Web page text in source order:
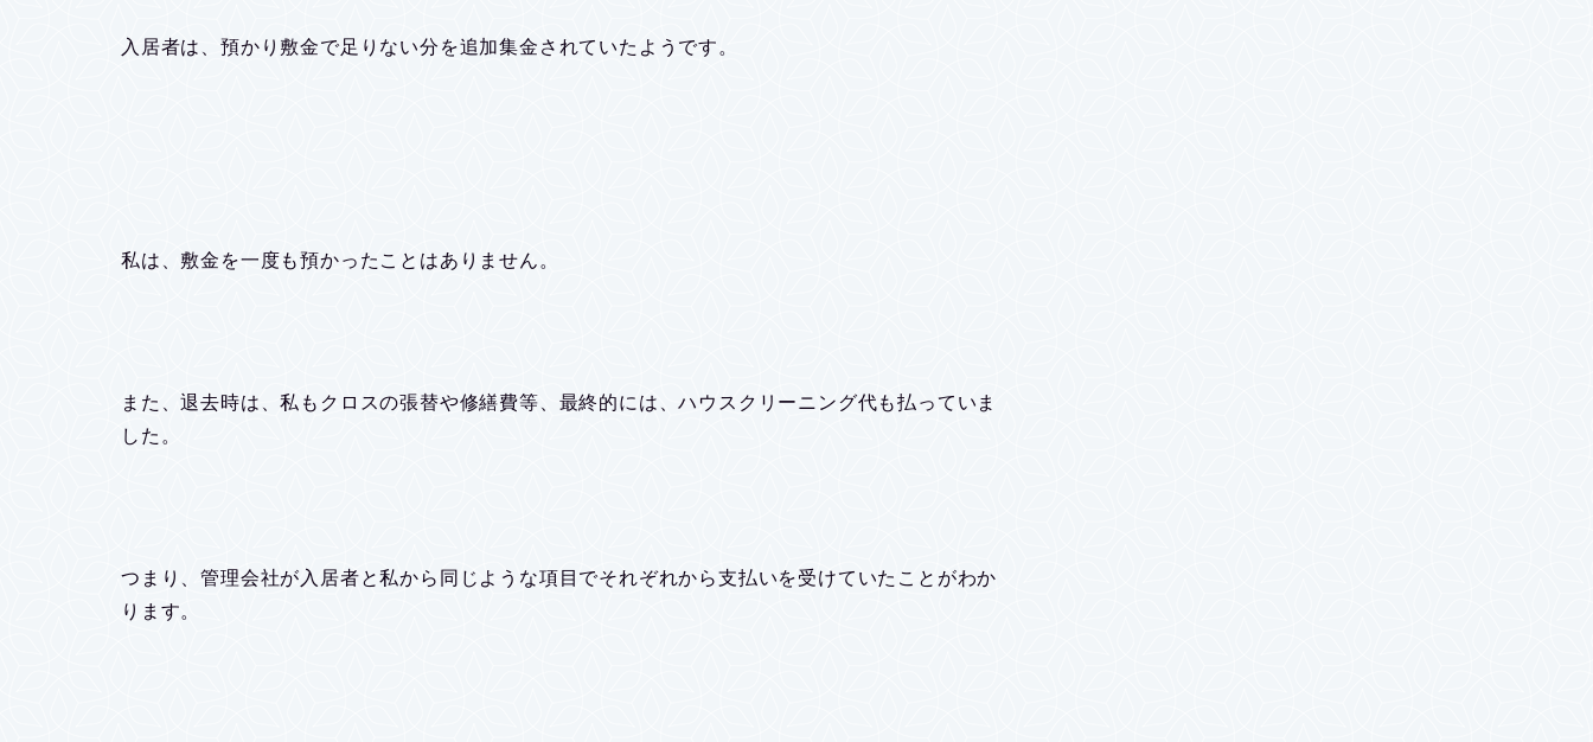
入居者は、預かり敷金で足りない分を追加集金されていたようです。
私は、敷金を一度も預かったことはありません。
また、退去時は、私もクロスの張替や修繕費等、最終的には、ハウスクリーニング代も払っていま
した。
つまり、管理会社が入居者と私から同じような項目でそれぞれから支払いを受けていたことがわか
ります。